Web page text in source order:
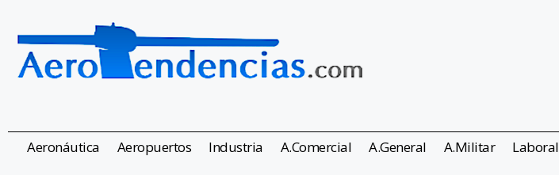
Aeronáutica Aeropuertos Industria A.Comercial A.General A.Militar Laboral